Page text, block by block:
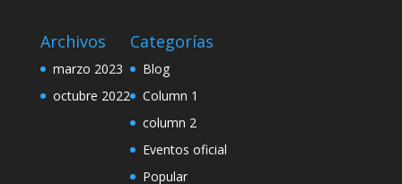
Archivos
marzo 2023
octubre 2022
Categorías
Blog
Column 1
column 2
Eventos oficial
Popular